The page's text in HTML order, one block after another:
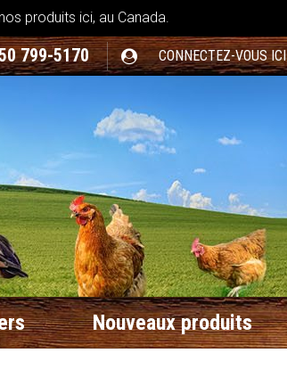
produits ici, au Canada.
799-5170 CONNECTEZ-VOUS ICI
Nouveaux produits